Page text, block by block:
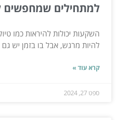
למתחילים שמחפשים
השקעות יכולות להיראות כמו
להיות מרגש, אבל בו בזמן יש
קרא עוד »
ספט 27, 2024